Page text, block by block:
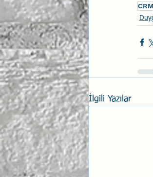
CRM
İlgili Yazılar